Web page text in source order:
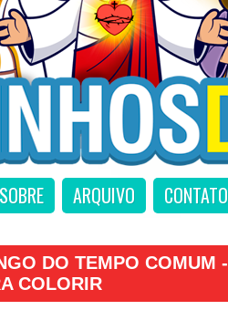
SOBRE ARQUIVO CONTATO
DO TEMPO COMUM -
COLORIR